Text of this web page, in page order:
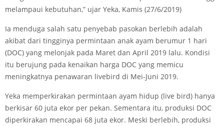
melampaui kebutuhan,” ujar Yeka, Kamis (27/6/2019)
Ia menduga salah satu penyebab pasokan berlebih adalah
akibat dari tingginya permintaan anak ayam berumur 1 hari
(DOC) yang melonjak pada Maret dan April 2019 lalu. Kondisi
itu berujung pada kenaikan harga DOC yang memicu
meningkatnya penawaran livebird di Mei-Juni 2019.
Yeka memperkirakan permintaan ayam hidup (live bird) hanya
berkisar 60 juta ekor per pekan. Sementara itu, produksi DOC
diperkirakan mencapai 68 juta ekor. Meski berlebih, produksi